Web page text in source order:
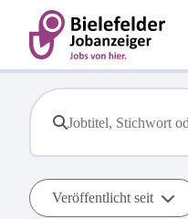
Veröffentlicht seit